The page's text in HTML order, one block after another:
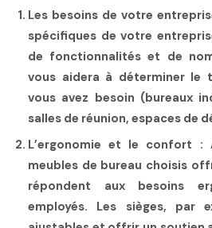
Les besoins de votre
spécifiques de votre
de fonctionnalités et de
vous aidera à déterminer le
vous avez besoin (bureaux
salles de réunion, espaces de
L’ergonomie et le confort :
meubles de bureau choisis
répondent aux besoins
employés. Les sièges, par